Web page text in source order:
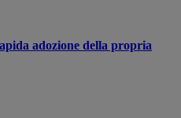
adozione della propria